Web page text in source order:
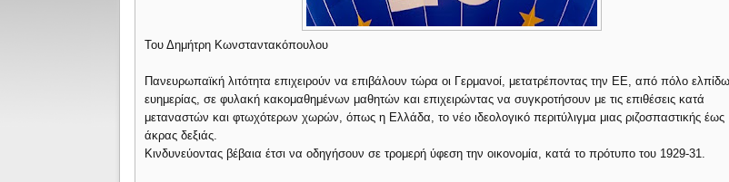
Του Δημήτρη Κωνσταντακόπουλου
Πανευρωπαϊκή λιτότητα επιχειρούν να επιβάλουν τώρα οι Γερμανοί, μετατρέποντας την ΕΕ, από πόλο
ευημερίας, σε φυλακή κακομαθημένων μαθητών και επιχειρώντας να συγκροτήσουν με τις επιθέσεις κατά
μεταναστών και φτωχότερων χωρών, όπως η Ελλάδα, το νέο ιδεολογικό περιτύλιγμα μιας ριζοσπαστικής έως
άκρας δεξιάς.
Κινδυνεύοντας βέβαια έτσι να οδηγήσουν σε τρομερή ύφεση την οικονομία, κατά το πρότυπο του 1929-31.